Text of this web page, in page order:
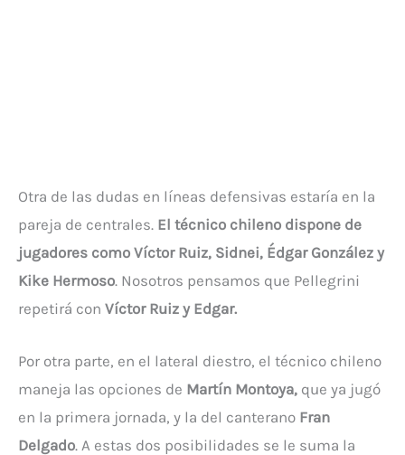
Otra de las dudas en líneas defensivas estaría en la
pareja de centrales. El técnico chileno dispone de
jugadores como Víctor Ruiz, Sidnei, Édgar González y
Kike Hermoso. Nosotros pensamos que Pellegrini
repetirá con Víctor Ruiz y Edgar.
Por otra parte, en el lateral diestro, el técnico chileno
maneja las opciones de Martín Montoya, que ya jugó
en la primera jornada, y la del canterano Fran
Delgado. A estas dos posibilidades se le suma la